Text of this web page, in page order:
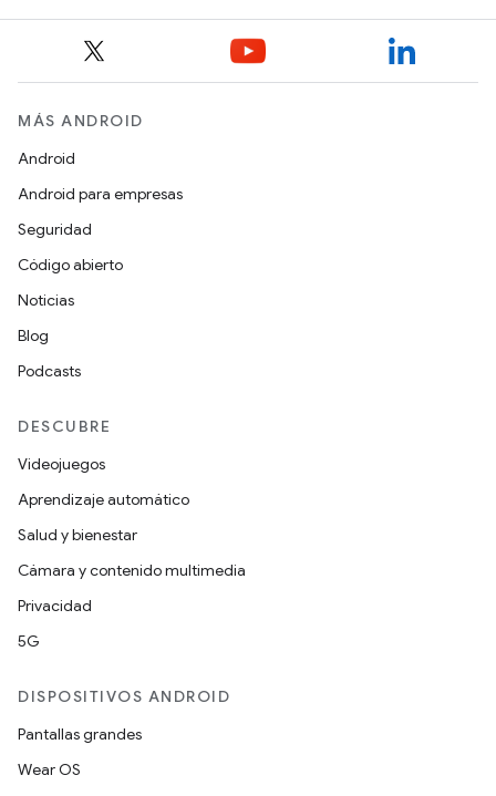
MÁS ANDROID
Android
Android para empresas
Seguridad
Código abierto
Noticias
Blog
Podcasts
DESCUBRE
Videojuegos
Aprendizaje automático
Salud y bienestar
Cámara y contenido multimedia
Privacidad
5G
DISPOSITIVOS ANDROID
Pantallas grandes
Wear OS